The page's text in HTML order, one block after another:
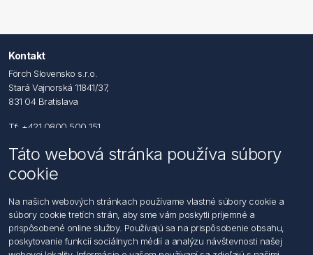
Kontakt
Förch Slovensko s.r.o.
Stará Vajnorská 11841/37,
831 04 Bratislava
Tf: +421 0800 500 151
Email: office@foerch.sk
Kontaktujte nás
Informácie
Imprint
Vyhlásenie k ochrane údajov
Táto webová stránka používa súbory
cookie
Na našich webových stránkach používame vlastné súbory cookie a
súbory cookie tretích strán, aby sme vám poskytli príjemné a
prispôsobené online služby. Používajú sa na prispôsobenie obsahu,
poskytovanie funkcií sociálnych médií a analýzu návštevnosti našej